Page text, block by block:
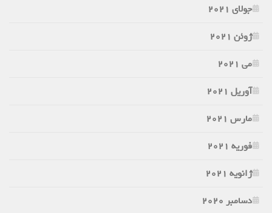
جولای 2021
ژوئن 2021
می 2021
آوریل 2021
مارس 2021
فوریه 2021
ژانویه 2021
دسامبر 2020